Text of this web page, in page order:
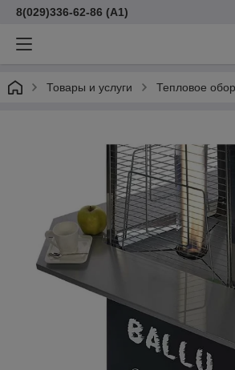
8(029)336-62-86 (A1)
Товары и услуги Тепловое